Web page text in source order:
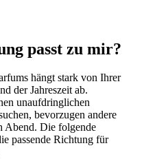
passt zu mir?
hängt stark von Ihrer
der Jahreszeit ab.
unaufdringlichen
bevorzugen andere
Abend. Die folgende
passende Richtung für